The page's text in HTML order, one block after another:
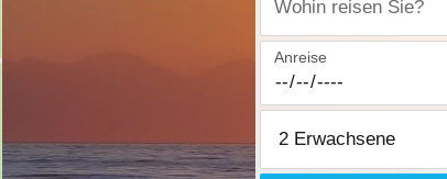
Wohin reisen Sie?
Anreise